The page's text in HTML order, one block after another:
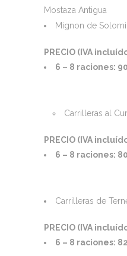
Mostaza Antigua
Mignon de
PRECIO (IVA
6 – 8 raciones:
Carrilleras al
PRECIO (IVA
6 – 8 raciones:
Carrilleras de
PRECIO (IVA
6 – 8 raciones: